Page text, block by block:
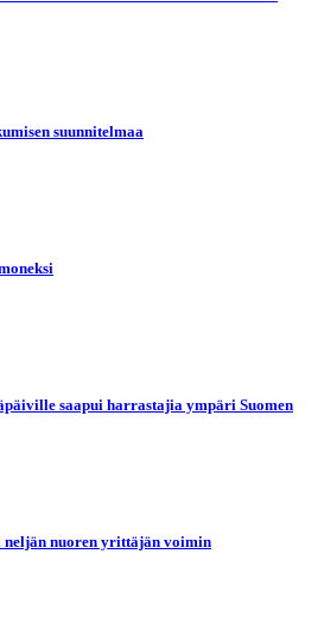
suunnitelmaa
saapui harrastajia ympäri Suomen
nuoren yrittäjän voimin